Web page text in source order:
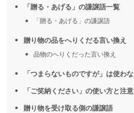
「贈る・あげる」の謙譲語一覧
「贈る・あげる」の謙譲語
贈り物の品をへりくだる言い換え
品物のへりくだった言い換え
「つまらないものですが」は使わ
「ご笑納ください」の使い方と注
贈り物を受け取る側の謙譲語